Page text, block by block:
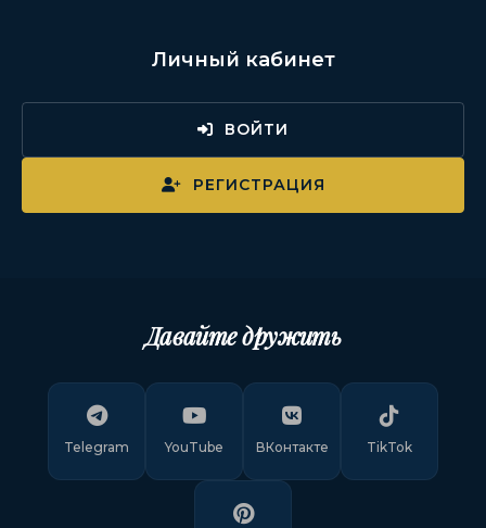
Личный кабинет
ВОЙТИ
РЕГИСТРАЦИЯ
Давайте дружить
Telegram YouTube ВКонтакте TikTok